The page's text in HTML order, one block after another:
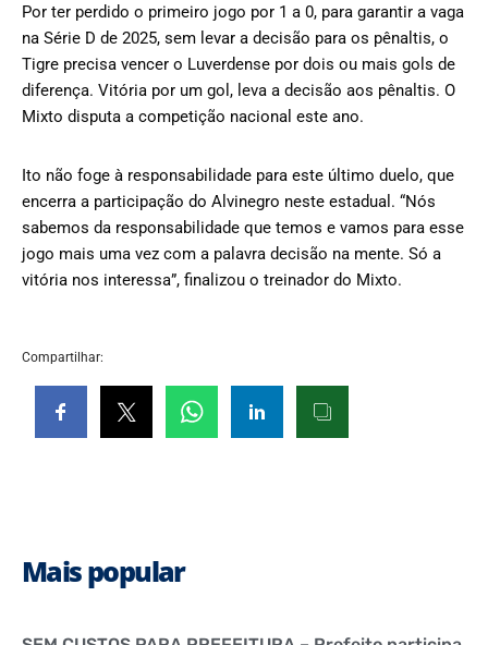
Por ter perdido o primeiro jogo por 1 a 0, para garantir a vaga
na Série D de 2025, sem levar a decisão para os pênaltis, o
Tigre precisa vencer o Luverdense por dois ou mais gols de
diferença. Vitória por um gol, leva a decisão aos pênaltis. O
Mixto disputa a competição nacional este ano.
Ito não foge à responsabilidade para este último duelo, que
encerra a participação do Alvinegro neste estadual. “Nós
sabemos da responsabilidade que temos e vamos para esse
jogo mais uma vez com a palavra decisão na mente. Só a
vitória nos interessa”, finalizou o treinador do Mixto.
Compartilhar:
Mais popular